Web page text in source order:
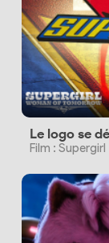
Le logo se
Film : Supergirl